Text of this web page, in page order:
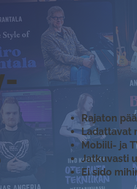
Rajaton
Ladattavat
Mobiili- ja
Jatkuvasti
Ei sido